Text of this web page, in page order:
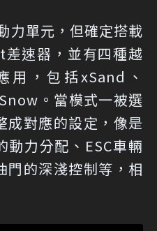
力單元，但確定搭載
速器，並有四種越
用，包括xSand、
。當模式一被選
成對應的設定，像是
動力分配、ESC車輛
門的深淺控制等，相